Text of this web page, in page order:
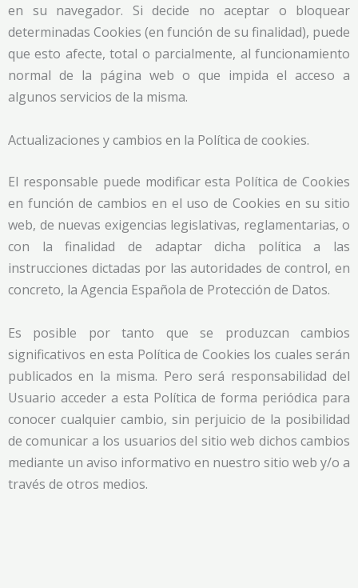
en su navegador. Si decide no aceptar o bloquear
determinadas Cookies (en función de su finalidad), puede
que esto afecte, total o parcialmente, al funcionamiento
normal de la página web o que impida el acceso a
algunos servicios de la misma.
Actualizaciones y cambios en la Política de cookies.
El responsable puede modificar esta Política de Cookies
en función de cambios en el uso de Cookies en su sitio
web, de nuevas exigencias legislativas, reglamentarias, o
con la finalidad de adaptar dicha política a las
instrucciones dictadas por las autoridades de control, en
concreto, la Agencia Española de Protección de Datos.
Es posible por tanto que se produzcan cambios
significativos en esta Política de Cookies los cuales serán
publicados en la misma. Pero será responsabilidad del
Usuario acceder a esta Política de forma periódica para
conocer cualquier cambio, sin perjuicio de la posibilidad
de comunicar a los usuarios del sitio web dichos cambios
mediante un aviso informativo en nuestro sitio web y/o a
través de otros medios.